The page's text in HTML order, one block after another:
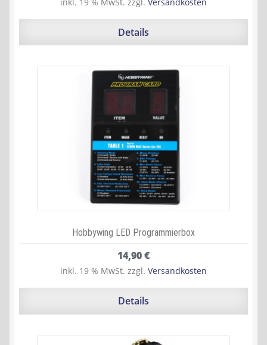
war:
ist:
Details
Hobbywing LED Programmierbox
14,90€
inkl. 19 % MwSt. zzgl. Versandkosten
Details